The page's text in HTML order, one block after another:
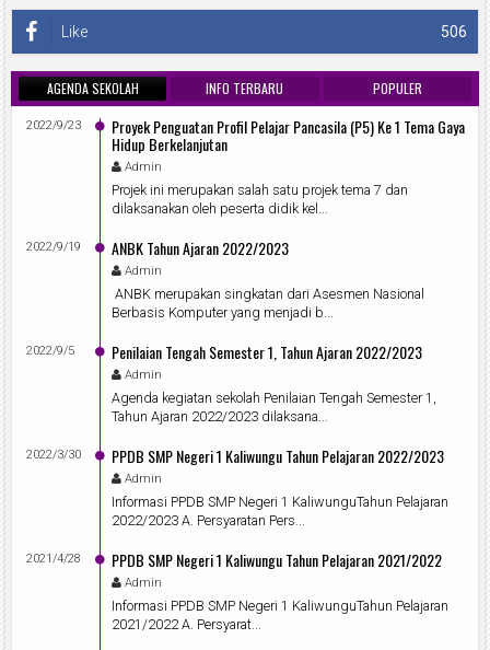
506
Like
AGENDA SEKOLAH INFO TERBARU POPULER
Proyek Penguatan Profil Pelajar Pancasila (P5) Ke 1 Tema Gaya
Hidup Berkelanjutan
Admin
2022/9/23
Projek ini merupakan salah satu projek tema 7 dan
dilaksanakan oleh peserta didik kel...
ANBK Tahun Ajaran 2022/2023
Admin
2022/9/19
ANBK merupakan singkatan dari Asesmen Nasional
Berbasis Komputer yang menjadi b...
Penilaian Tengah Semester 1, Tahun Ajaran 2022/2023
Admin
2022/9/5
Agenda kegiatan sekolah Penilaian Tengah Semester 1,
Tahun Ajaran 2022/2023 dilaksana...
PPDB SMP Negeri 1 Kaliwungu Tahun Pelajaran 2022/2023
Admin
2022/3/30
Informasi PPDB SMP Negeri 1 KaliwunguTahun Pelajaran
2022/2023 A. Persyaratan Pers...
PPDB SMP Negeri 1 Kaliwungu Tahun Pelajaran 2021/2022
Admin
2021/4/28
Informasi PPDB SMP Negeri 1 KaliwunguTahun Pelajaran
2021/2022 A. Persyarat...